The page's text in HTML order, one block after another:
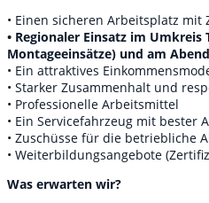
• Einen sicheren Arbeitsplatz mit
• Regionaler Einsatz im Umkreis
Montageeinsätze) und am
• Ein attraktives
• Starker Zusammenhalt und
• Professionelle Arbeitsmittel
• Ein Servicefahrzeug mit bester
• Zuschüsse für die betriebliche
• Weiterbildungsangebote
Was erwarten wir?